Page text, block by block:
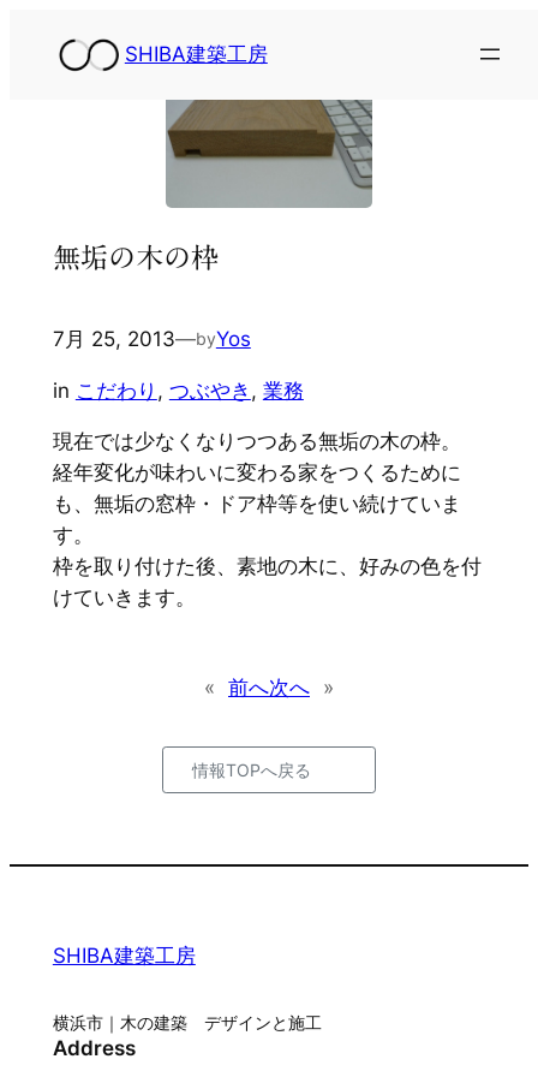
SHIBA建築工房
無垢の木の枠
7月 25, 2013—byYos
in こだわり , つぶやき , 業務
現在では少なくなりつつある無垢の木の枠。
経年変化が味わいに変わる家をつくるために
も、無垢の窓枠・ドア枠等を使い続けていま
す。
枠を取り付けた後、素地の木に、好みの色を付
けていきます。
« 前へ次へ »
情報TOPへ戻る
SHIBA建築工房
横浜市｜木の建築 デザインと施工
Address